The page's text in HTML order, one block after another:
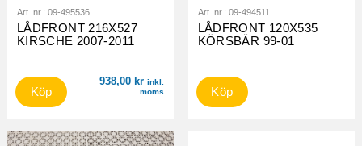
Art. nr.: 09-495536
LÅDFRONT 216X527
KIRSCHE 2007-2011
938,00 kr inkl.
moms
Köp
Art. nr.: 09-494511
LÅDFRONT 120X535
KÖRSBÄR 99-01
Köp